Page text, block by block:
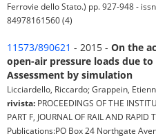
Ferrovie dello Stato.) pp. 927-948 -
84978161560 (4)
11573/890621 - 2015 - On the
open-air pressure loads due
Assessment by simulation
Licciardello, Riccardo; Grappein,
rivista: PROCEEDINGS OF THE
PART F, JOURNAL OF RAIL AND
Publications:PO Box 24 Northgate